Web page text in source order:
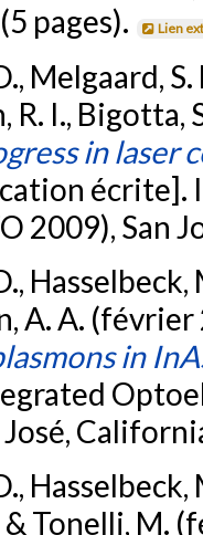
pages).
Lien
Melgaard,
R. I.,
in laser
écrite].
2009), San
Hasselbeck,
A. A.
in
José,
Hasselbeck,
& Tonelli, M.